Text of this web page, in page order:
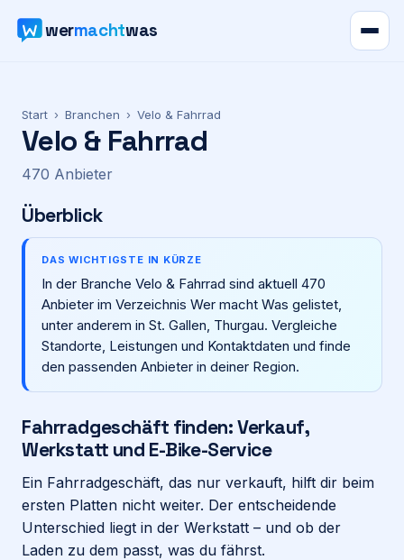
wermachtwas
Karte
Ratgeber
Werbung
Preise
Für Firmen
Login
Firma eintragen
Start › Branchen › Velo & Fahrrad
Velo & Fahrrad
470 Anbieter
Überblick
DAS WICHTIGSTE IN KÜRZE
In der Branche Velo & Fahrrad sind aktuell 470
Anbieter im Verzeichnis Wer macht Was gelistet,
unter anderem in St. Gallen, Thurgau. Vergleiche
Standorte, Leistungen und Kontaktdaten und finde
den passenden Anbieter in deiner Region.
Fahrradgeschäft finden: Verkauf,
Werkstatt und E-Bike-Service
Ein Fahrradgeschäft, das nur verkauft, hilft dir beim
ersten Platten nicht weiter. Der entscheidende
Unterschied liegt in der Werkstatt – und ob der
Laden zu dem passt, was du fährst.